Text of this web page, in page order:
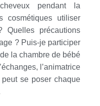
pendant la
cosmétiques utiliser
précautions
? Puis-je participer
la chambre de bébé
l’animatrice
se poser chaque